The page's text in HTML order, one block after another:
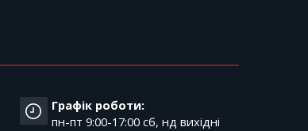
Графік роботи:
пн-пт 9:00-17:00 cб, нд вихідні